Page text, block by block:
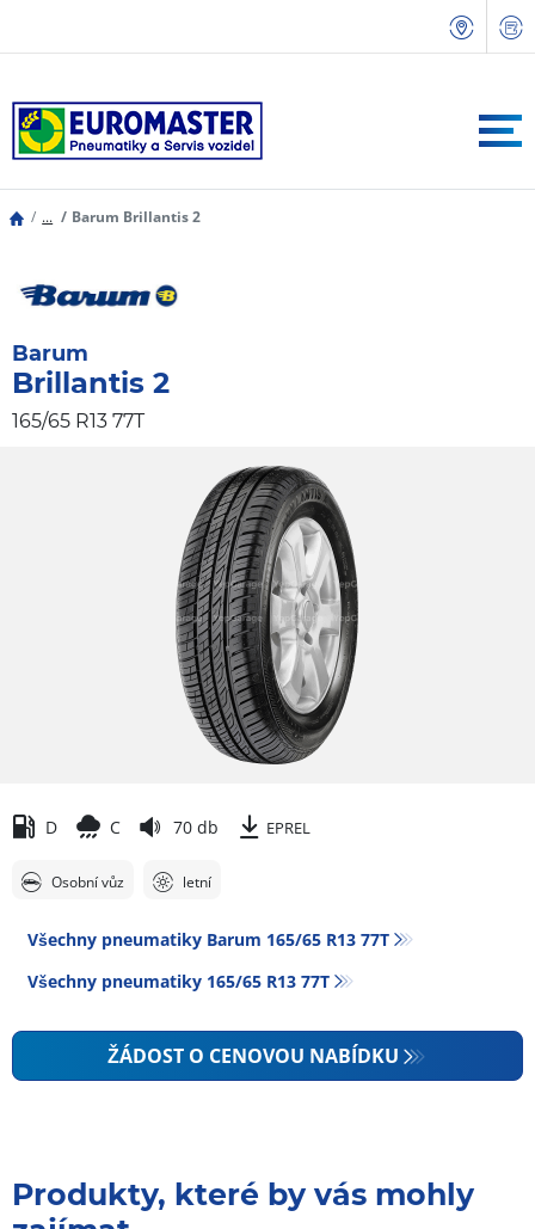
... Barum Brillantis 2
Barum
Brillantis 2
165/65 R13 77T
D C 70 db EPREL
Osobní vůz letní
Všechny pneumatiky Barum 165/65 R13 77T
Všechny pneumatiky‎ 165/65 R13 77T
ŽÁDOST O CENOVOU NABÍDKU
Produkty, které by vás mohly